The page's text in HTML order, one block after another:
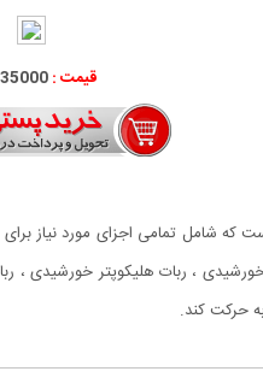
قیمت :35000 تومان
شامل تمامی اجزای مورد نیاز
خورشیدی ، ربات هلیکوپتر
حرکت کند.